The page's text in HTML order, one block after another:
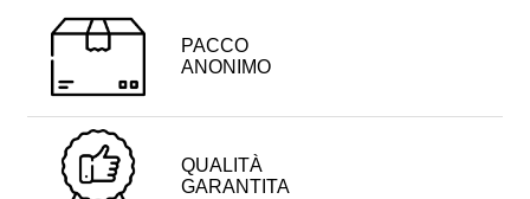
PACCO
ANONIMO
QUALITÀ
GARANTITA